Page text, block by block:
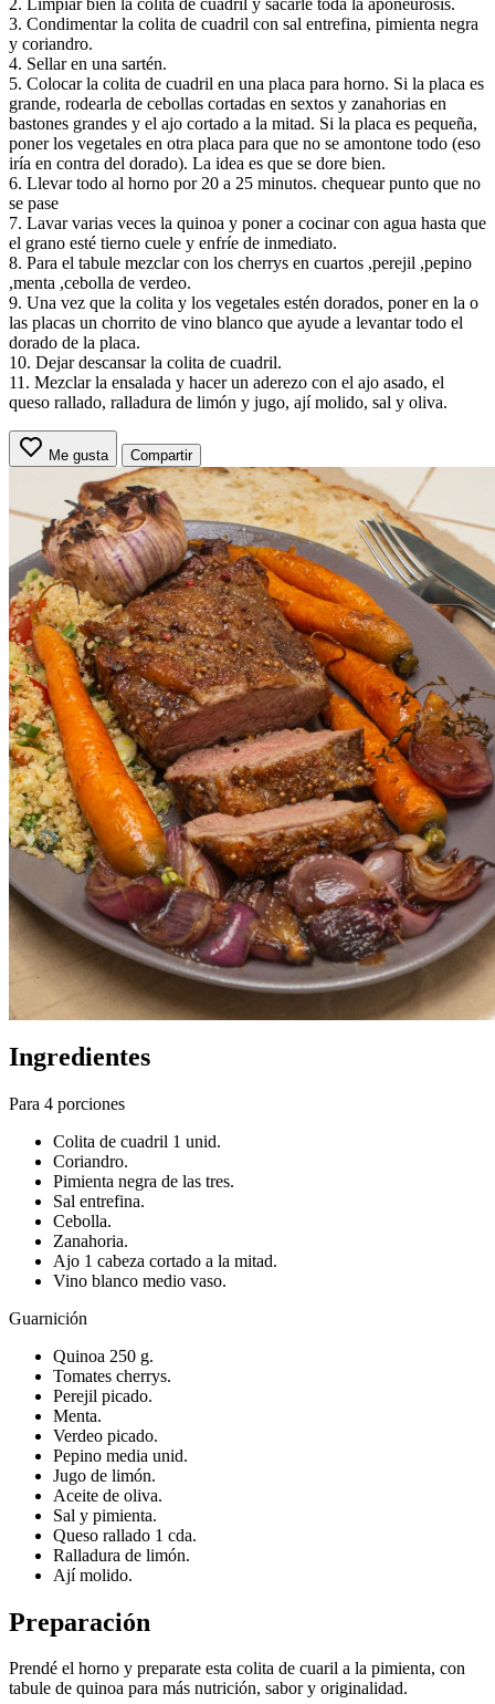
3. Condimentar la colita de cuadril con sal entrefina, pimienta negra
y coriandro.
4. Sellar en una sartén.
5. Colocar la colita de cuadril en una placa para horno. Si la placa es
grande, rodearla de cebollas cortadas en sextos y zanahorias en
bastones grandes y el ajo cortado a la mitad. Si la placa es pequeña,
poner los vegetales en otra placa para que no se amontone todo (eso
iría en contra del dorado). La idea es que se dore bien.
6. Llevar todo al horno por 20 a 25 minutos. chequear punto que no
se pase
7. Lavar varias veces la quinoa y poner a cocinar con agua hasta que
el grano esté tierno cuele y enfríe de inmediato.
8. Para el tabule mezclar con los cherrys en cuartos ,perejil ,pepino
,menta ,cebolla de verdeo.
9. Una vez que la colita y los vegetales estén dorados, poner en la o
las placas un chorrito de vino blanco que ayude a levantar todo el
dorado de la placa.
10. Dejar descansar la colita de cuadril.
11. Mezclar la ensalada y hacer un aderezo con el ajo asado, el
queso rallado, ralladura de limón y jugo, ají molido, sal y oliva.
Me gusta Compartir
Ingredientes
Para 4 porciones
Colita de cuadril 1 unid.
Coriandro.
Pimienta negra de las tres.
Sal entrefina.
Cebolla.
Zanahoria.
Ajo 1 cabeza cortado a la mitad.
Vino blanco medio vaso.
Guarnición
Quinoa 250 g.
Tomates cherrys.
Perejil picado.
Menta.
Verdeo picado.
Pepino media unid.
Jugo de limón.
Aceite de oliva.
Sal y pimienta.
Queso rallado 1 cda.
Ralladura de limón.
Ají molido.
Preparación
Prendé el horno y preparate esta colita de cuaril a la pimienta, con
tabule de quinoa para más nutrición, sabor y originalidad.